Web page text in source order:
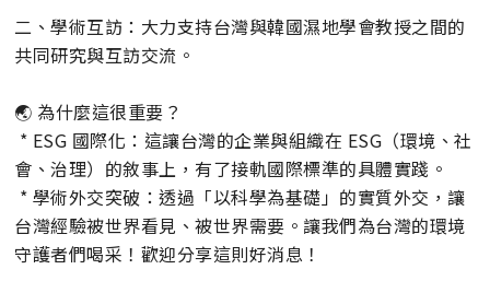
二、學術互訪：大力支持台灣與韓國濕地學會教授之間的
共同研究與互訪交流。
🌏 為什麼這很重要？
* ESG 國際化：這讓台灣的企業與組織在 ESG（環境、社
會、治理）的敘事上，有了接軌國際標準的具體實踐。
* 學術外交突破：透過「以科學為基礎」的實質外交，讓
台灣經驗被世界看見、被世界需要。讓我們為台灣的環境
守護者們喝采！歡迎分享這則好消息！